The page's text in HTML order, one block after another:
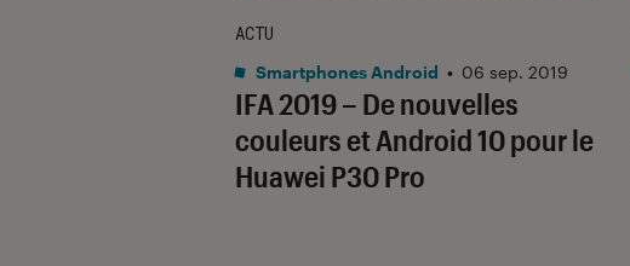
IFA 2019 – De nouvelles
couleurs et Android 10 pour le
Huawei P30 Pro
ACTU
Smartphones Android • 06 sep. 2019